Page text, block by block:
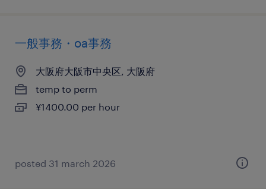
一般事務・oa事務
大阪府大阪市中央区, 大阪府
temp to perm
¥1400.00 per hour
posted 31 march 2026